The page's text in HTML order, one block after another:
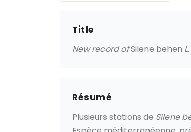
Title
New record ofSilene behen
Résumé
Plusieurs stations de Silene